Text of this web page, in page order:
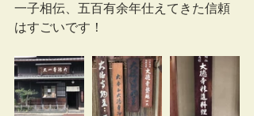
一子相伝、五百有余年仕えてきた信頼
はすごいです！